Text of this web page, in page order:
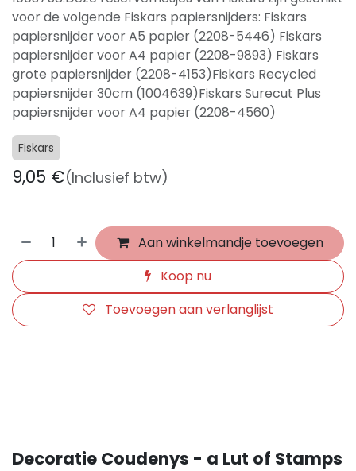
voor de volgende Fiskars papiersnijders: Fiskars
papiersnijder voor A5 papier (2208-5446) Fiskars
papiersnijder voor A4 papier (2208-9893) Fiskars
grote papiersnijder (2208-4153)Fiskars Recycled
papiersnijder 30cm (1004639)Fiskars Surecut Plus
papiersnijder voor A4 papier (2208-4560)
Fiskars
9,05 €(Inclusief btw)
Aan winkelmandje toevoegen
Koop nu
Toevoegen aan verlanglijst
Decoratie Coudenys - a Lut of Stamps